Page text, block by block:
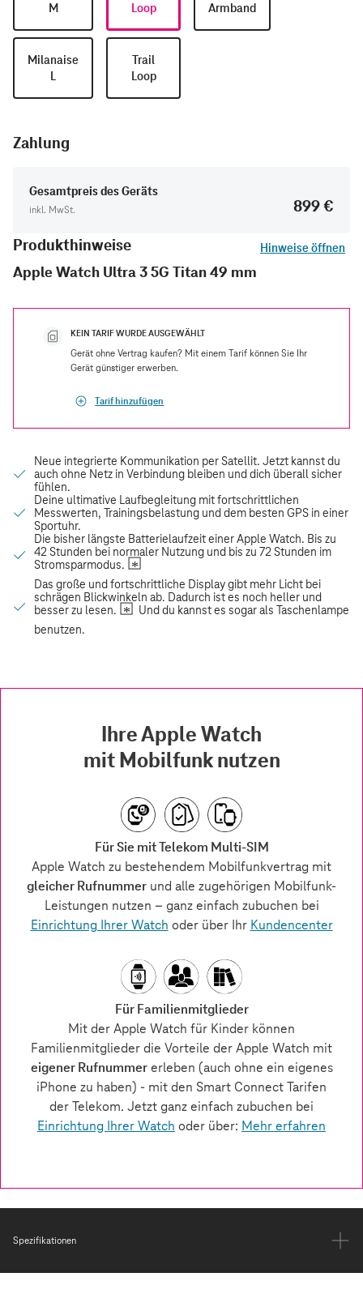
M
Loop
Armband
Milanaise
L
Trail
Loop
Zahlung
Gesamtpreis des Geräts
inkl. MwSt.
899 €
Produkthinweise
Hinweise öffnen
Apple Watch Ultra 3 5G Titan 49 mm
KEIN TARIF WURDE AUSGEWÄHLT
Gerät ohne Vertrag kaufen? Mit einem Tarif können Sie Ihr
Gerät günstiger erwerben.
Tarif hinzufügen
Spezifikationen